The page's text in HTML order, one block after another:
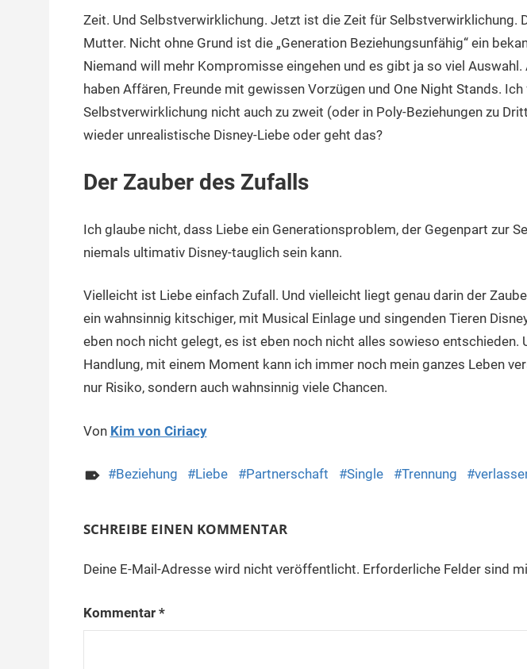
Zeit. Und Selbstverwirklichung. Jetzt ist die Zeit für Selbstverwirklichung.
Mutter. Nicht ohne Grund ist die „Generation Beziehungsunfähig“ ein
Niemand will mehr Kompromisse eingehen und es gibt ja so viel Auswahl.
haben Affären, Freunde mit gewissen Vorzügen und One Night Stands.
Selbstverwirklichung nicht auch zu zweit (oder in Poly-Beziehungen zu
wieder unrealistische Disney-Liebe oder geht das?
Der Zauber des Zufalls
Ich glaube nicht, dass Liebe ein Generationsproblem, der Gegenpart zur
niemals ultimativ Disney-tauglich sein kann.
Vielleicht ist Liebe einfach Zufall. Und vielleicht liegt genau darin der
ein wahnsinnig kitschiger, mit Musical Einlage und singenden Tieren
eben noch nicht gelegt, es ist eben noch nicht alles sowieso entschieden.
Handlung, mit einem Moment kann ich immer noch mein ganzes Leben
nur Risiko, sondern auch wahnsinnig viele Chancen.
Von Kim von Ciriacy
Beziehung Liebe Partnerschaft Single Trennung
SCHREIBE EINEN KOMMENTAR
Deine E-Mail-Adresse wird nicht veröffentlicht. Erforderliche Felder sind
Kommentar *